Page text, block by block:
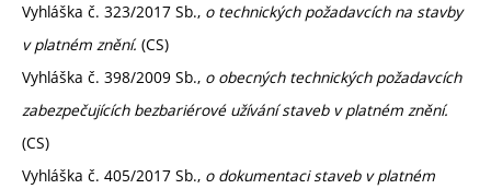
Vyhláška č. 323/2017 Sb., o technických požadavcích na stavby
v platném znění. (CS)
Vyhláška č. 398/2009 Sb., o obecných technických požadavcích
zabezpečujících bezbariérové užívání staveb v platném znění.
(CS)
Vyhláška č. 405/2017 Sb., o dokumentaci staveb v platném